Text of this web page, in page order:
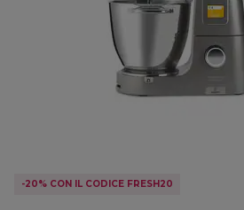
-20% CON IL CODICE FRESH20